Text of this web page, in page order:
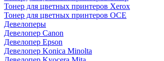
Тонер для цветных принтеров Xerox
Тонер для цветных принтеров OCE
Девелоперы
Девелопер Canon
Девелопер Epson
Девелопер Konica Minolta